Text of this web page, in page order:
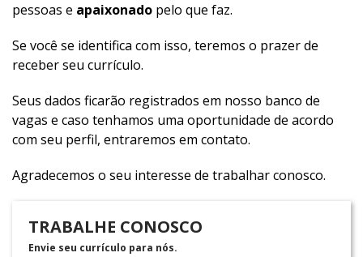
pessoas e apaixonado pelo que faz.
Se você se identifica com isso, teremos o prazer de
receber seu currículo.
Seus dados ficarão registrados em nosso banco de
vagas e caso tenhamos uma oportunidade de acordo
com seu perfil, entraremos em contato.
Agradecemos o seu interesse de trabalhar conosco.
TRABALHE CONOSCO
Envie seu currículo para nós.